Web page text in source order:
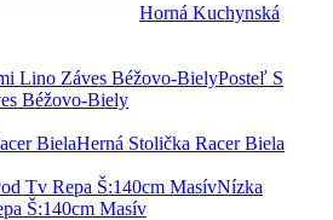
Horná Kuchynská
Posteľ S
Béžovo-Biely
Herná Stolička Racer Biela
Nízka
Š:140cm Masív